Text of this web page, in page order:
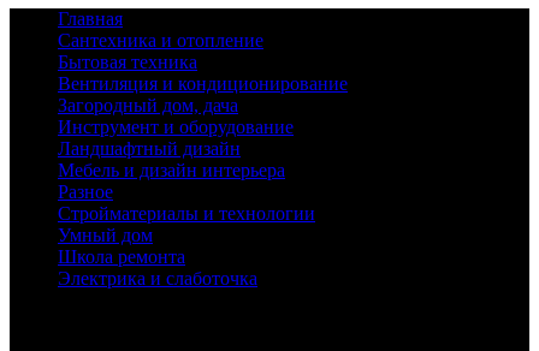
Главная
Сантехника и отопление
Бытовая техника
Вентиляция и кондиционирование
Загородный дом, дача
Инструмент и оборудование
Ландшафтный дизайн
Мебель и дизайн интерьера
Разное
Стройматериалы и технологии
Умный дом
Школа ремонта
Электрика и слаботочка